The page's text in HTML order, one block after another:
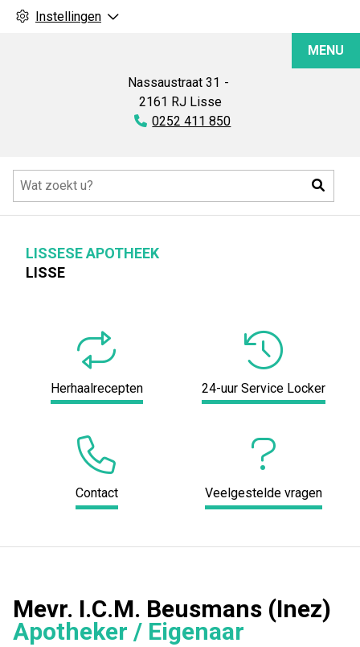
Instellingen
Nassaustraat 31
2161 RJ Lisse
Tel:
0252 411 850
MENU
LISSESE APOTHEEK
LISSE
Herhaalrecepten 24-uur Service Locker
Contact Veelgestelde vragen
Mevr. I.C.M. Beusmans (Inez)
Apotheker / Eigenaar